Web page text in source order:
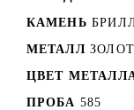
КАМЕНЬ
МЕТАЛЛ
ЦВЕТ
ПРОБА 585